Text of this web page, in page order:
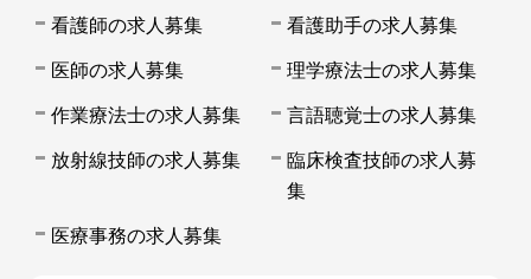
看護師の求人募集 看護助手の求人募集
医師の求人募集 理学療法士の求人募集
作業療法士の求人募集 言語聴覚士の求人募集
放射線技師の求人募集
臨床検査技師の求人募
集
医療事務の求人募集